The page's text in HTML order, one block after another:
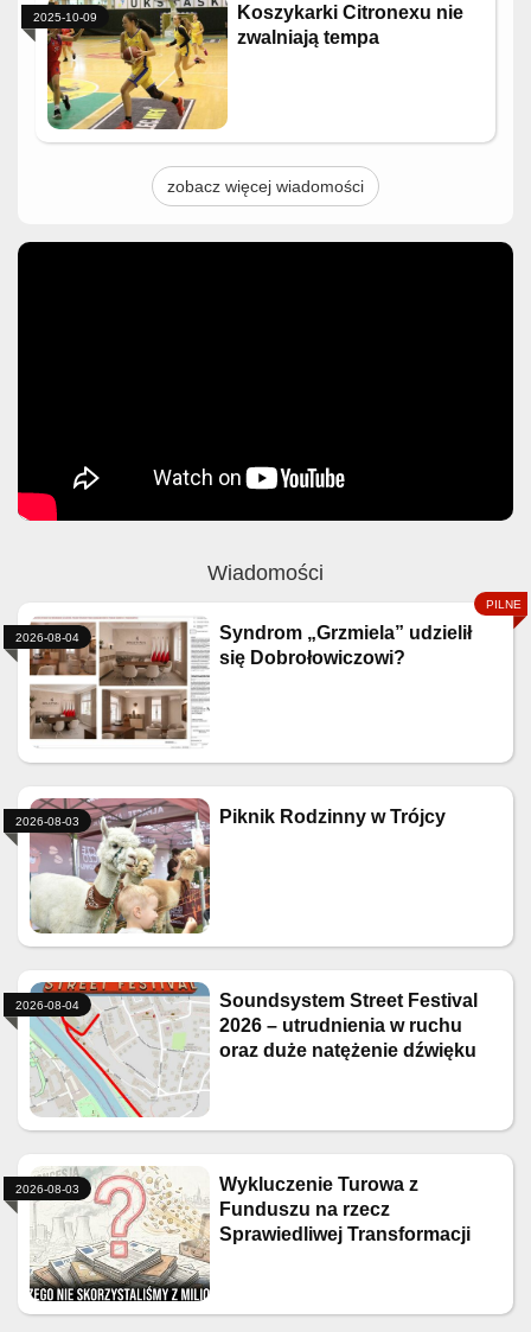
Koszykarki Citronexu nie
zwalniają tempa
2025-10-09
zobacz więcej wiadomości
Wiadomości
Syndrom „Grzmiela” udzielił
się Dobrołowiczowi?
2026-08-04
Piknik Rodzinny w Trójcy
2026-08-03
Soundsystem Street Festival
2026 – utrudnienia w ruchu
oraz duże natężenie dźwięku
2026-08-04
Wykluczenie Turowa z
Funduszu na rzecz
Sprawiedliwej Transformacji
2026-08-03